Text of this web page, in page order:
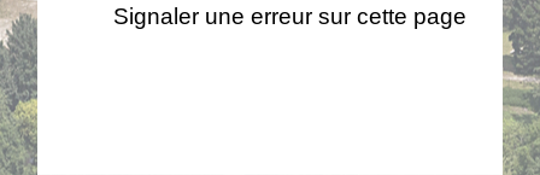
Signaler une erreur sur cette page